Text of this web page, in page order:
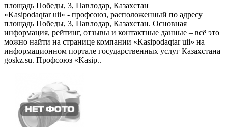
площадь Победы, 3, Павлодар, Казахстан
«Kasipodaqtar uii» - профсоюз, расположенный по адресу
площадь Победы, 3, Павлодар, Казахстан. Основная
информация, рейтинг, отзывы и контактные данные – всё это
можно найти на странице компании «Kasipodaqtar uii» на
информационном портале государственных услуг Казахстана
goskz.su. Профсоюз «Kasip..